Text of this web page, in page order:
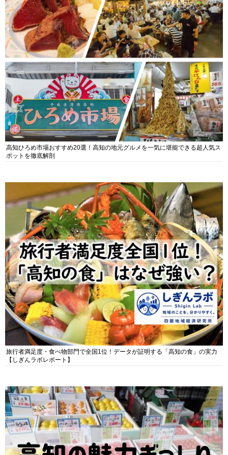
高知ひろめ市場おすすめ20選！高知の地元グルメを一気に堪能できる超人気ス
ポットを徹底解剖
旅行者満足度・食べ物部門で全国1位！データが証明する「高知の食」の実力
【しぎんラボレポート】